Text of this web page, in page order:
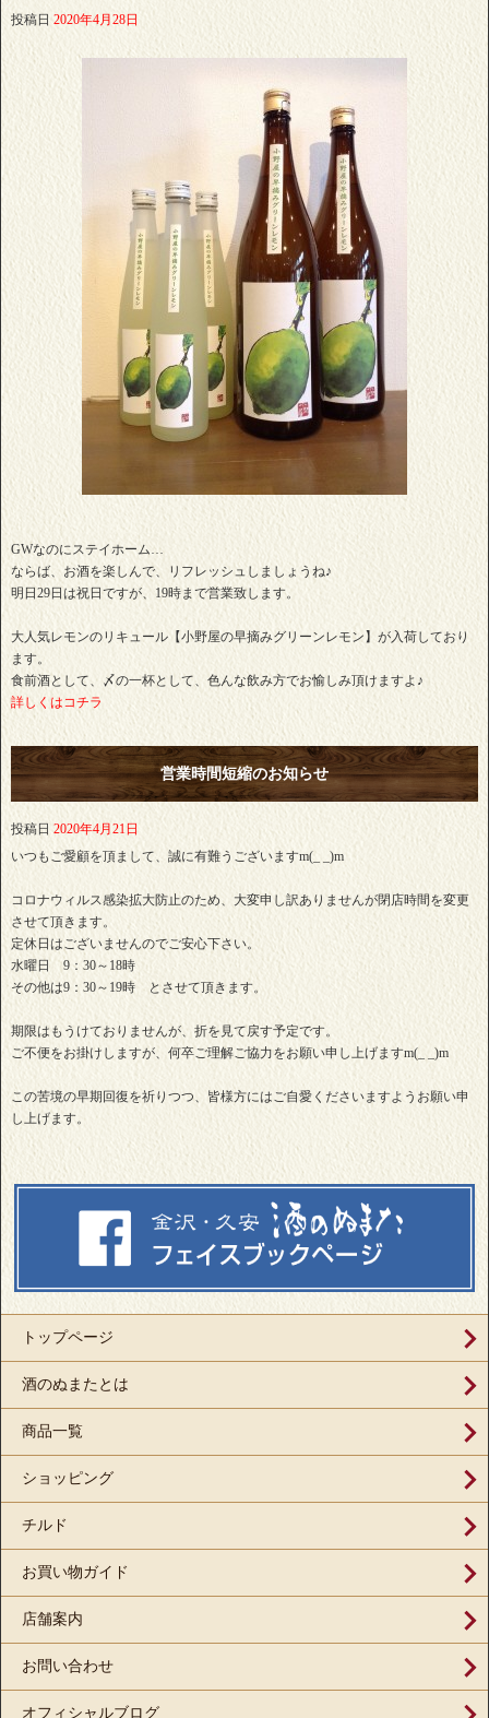
投稿日 2020年4月28日
GWなのにステイホーム…
ならば、お酒を楽しんで、リフレッシュしましょうね♪
明日29日は祝日ですが、19時まで営業致します。
大人気レモンのリキュール【小野屋の早摘みグリーンレモン】が入荷しており
ます。
食前酒として、〆の一杯として、色んな飲み方でお愉しみ頂けますよ♪
詳しくはコチラ
営業時間短縮のお知らせ
投稿日 2020年4月21日
いつもご愛顧を頂まして、誠に有難うございますm(_ _)m
コロナウィルス感染拡大防止のため、大変申し訳ありませんが閉店時間を変更
させて頂きます。
定休日はございませんのでご安心下さい。
水曜日 9：30～18時
その他は9：30～19時 とさせて頂きます。
期限はもうけておりませんが、折を見て戻す予定です。
ご不便をお掛けしますが、何卒ご理解ご協力をお願い申し上げますm(_ _)m
この苦境の早期回復を祈りつつ、皆様方にはご自愛くださいますようお願い申
し上げます。
トップページ
酒のぬまたとは
商品一覧
ショッピング
チルド
お買い物ガイド
店舗案内
お問い合わせ
オフィシャルブログ